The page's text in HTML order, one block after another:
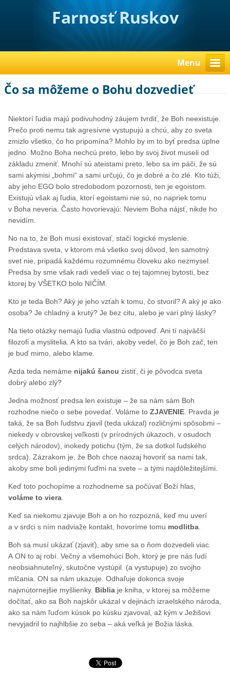
Farnosť Ruskov
Menu
Čo sa môžeme o Bohu dozvedieť
Niektorí ľudia majú podivuhodný záujem tvrdiť, že Boh neexistuje.
Prečo proti nemu tak agresívne vystupujú a chcú, aby zo sveta
zmizlo všetko, čo ho pripomína? Mohlo by im to byť predsa úplne
jedno. Možno Boha nechcú preto, lebo by svoj život museli od
základu zmeniť. Mnohí sú ateistami preto, lebo sa im páči, že sú
sami akýmisi „bohmi“ a sami určujú, čo je dobré a čo zlé. Kto túži,
aby jeho EGO bolo stredobodom pozornosti, ten je egoistom.
Existujú však aj ľudia, ktorí egoistami nie sú, no napriek tomu
v Boha neveria. Často hovorievajú: Neviem Boha nájsť, nikde ho
nevidím.
No na to, že Boh musí existovať, stačí logické myslenie.
Predstava sveta, v ktorom má všetko svoj dôvod, len samotný
svet nie, pripadá každému rozumnému človeku ako nezmysel.
Predsa by sme však radi vedeli viac o tej tajomnej bytosti, bez
ktorej by VŠETKO bolo NIČÍM.
Kto je teda Boh? Aký je jeho vzťah k tomu, čo stvoril? A aký je ako
osoba? Je chladný a krutý? Je bez citu, alebo je vari plný lásky?
Na tieto otázky nemajú ľudia vlastnú odpoveď. Ani tí najväčší
filozofi a myslitelia. A kto sa tvári, akoby vedel, čo je Boh zač, ten
je buď mimo, alebo klame.
Azda teda nemáme nijakú šancu zistiť, či je pôvodca sveta
dobrý alebo zlý?
Jedna možnosť predsa len existuje – že sa nám sám Boh
rozhodne niečo o sebe povedať. Voláme toZJAVENIE. Pravda je
taká, že sa Boh ľudstvu zjavil (teda ukázal) rozličnými spôsobmi –
niekedy v obrovskej veľkosti (v prírodných úkazoch, v osudoch
celých národov), inokedy potichu (tým, že sa dotkol ľudského
srdca). Zázrakom je, že Boh chce naozaj hovoriť sa nami tak,
akoby sme boli jedinými ľuďmi na svete – a tými najdôležitejšími.
Keď toto pochopíme a rozhodneme sa počúvať Boží hlas,
voláme to viera.
Keď sa niekomu zjavuje Boh a on ho rozpozná, keď mu uverí
a v srdci s ním nadviaže kontakt, hovoríme tomu modlitba.
Boh sa musí ukázať (zjaviť), aby sme sa o ňom dozvedeli viac.
A ON to aj robí. Večný a všemohúci Boh, ktorý je pre nás ľudí
neobsiahnuteľný, skutočne vystúpil (a vystupuje) zo svojho
mlčania. ON sa nám ukazuje. Odhaľuje dokonca svoje
najvnútornejšie myšlienky. Biblia je kniha, v ktorej sa môžeme
dočítať, ako sa Boh najskôr ukázal v dejinách izraelského národa,
ako sa nám ľuďom kúsok po kúsku zjavoval, až kým v Ježišovi
nevyjadril to najhlbšie zo seba – aká veľká je Božia láska.